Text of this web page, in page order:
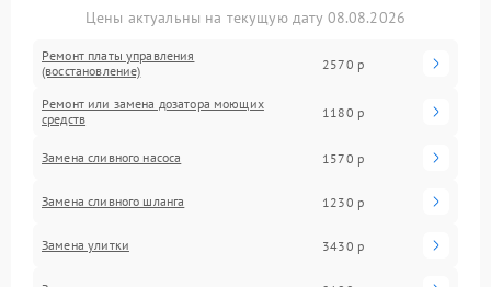
Цены актуальны на текущую дату 08.08.2026
Ремонт платы управления
(восстановление)
2570 р
Ремонт или замена дозатора моющих
средств
1180 р
Замена сливного насоса 1570 р
Замена сливного шланга 1230 р
Замена улитки 3430 р